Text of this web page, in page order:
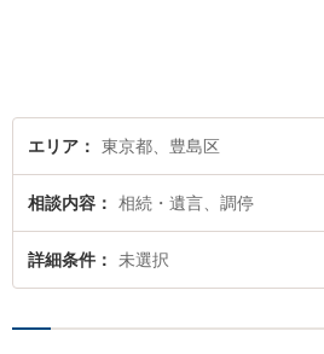
エリア 東京都、豊島区
相談内容 相続・遺言、調停
詳細条件 未選択